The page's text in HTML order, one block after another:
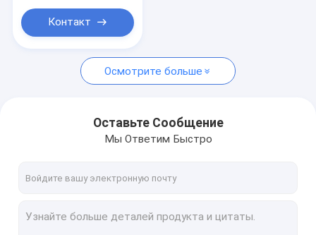
постоянный магнитный lifter
Контакт
Осмотрите больше
Оставьте Сообщение
Мы Ответим Быстро